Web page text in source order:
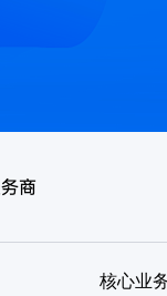
商
核心业